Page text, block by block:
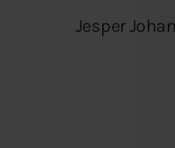
Jesper